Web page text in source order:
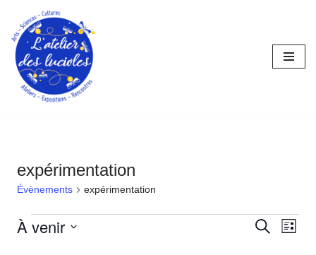
Aller
au
contenu
expérimentation
Évènements expérimentation
Recherche
Liste
À venir